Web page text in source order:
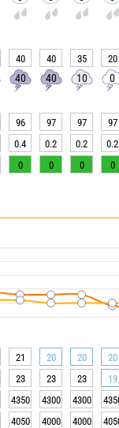
40 40 35 20
40 40 10 0
96 97 97 97
0.4 0.2 0.2 0.2
0 0 0 0
21 20 20 20
23 23 23 19
4350 4300 4300
4050 4000 4000